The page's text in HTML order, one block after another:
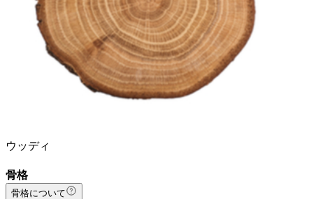
ウッディ
骨格
骨格について